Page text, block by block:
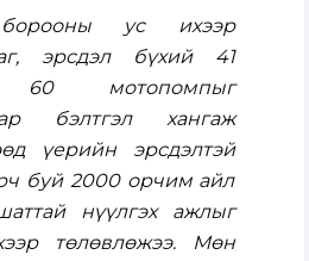
ус ихээр
эрсдэл бүхий 41
60 мотопомпыг
бэлтгэл хангаж
үерийн эрсдэлтэй
буй 2000 орчим айл
нүүлгэх ажлыг
төлөвлөжээ. Мөн